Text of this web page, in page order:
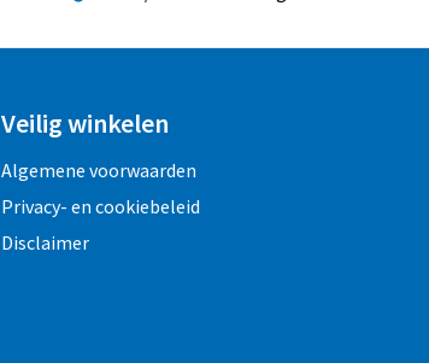
Veilig winkelen
Algemene voorwaarden
Privacy- en cookiebeleid
Disclaimer